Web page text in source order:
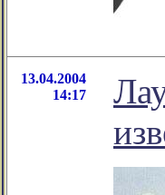
13.04.2004
14:17